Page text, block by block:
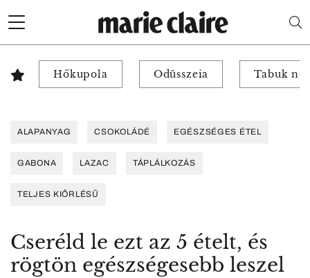
Hőkupola Odüsszeia Tabuk
ALAPANYAG CSOKOLÁDÉ EGÉSZSÉGES ÉTEL
GABONA LAZAC TÁPLÁLKOZÁS
TELJES KIŐRLÉSŰ
Cseréld le ezt az 5 ételt, és
rögtön egészségesebb leszel